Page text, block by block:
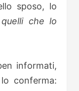
sposo, lo
che lo
informati,
conferma: